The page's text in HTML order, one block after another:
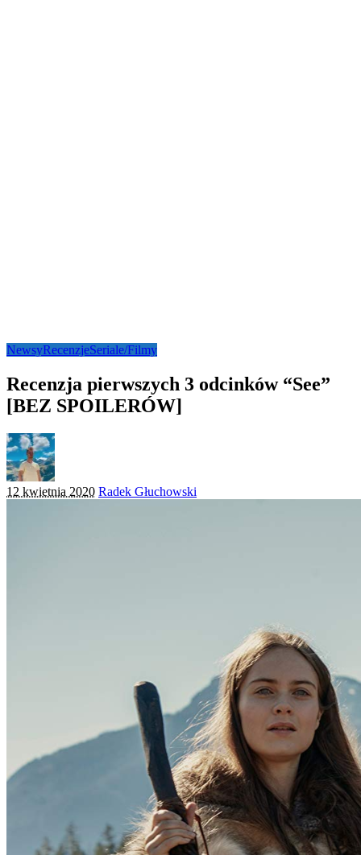
NewsyRecenzjeSeriale/Filmy
Recenzja pierwszych 3 odcinków “See”
[BEZ SPOILERÓW]
12 kwietnia 2020 Posted
Radek Głuchowski